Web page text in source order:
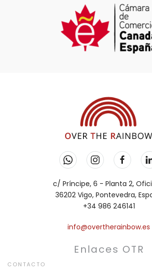
c/ Príncipe, 6 - Planta 2,
36202 Vigo, Pontevedra,
+34 986 246141
info@overtherainbow.es
Enlaces OTR
CONTACTO